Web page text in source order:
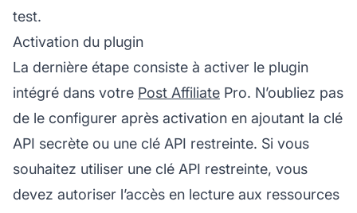
test.
Activation du plugin
La dernière étape consiste à activer le plugin
intégré dans votre Post Affiliate Pro. N’oubliez pas
de le configurer après activation en ajoutant la clé
API secrète ou une clé API restreinte. Si vous
souhaitez utiliser une clé API restreinte, vous
devez autoriser l’accès en lecture aux ressources